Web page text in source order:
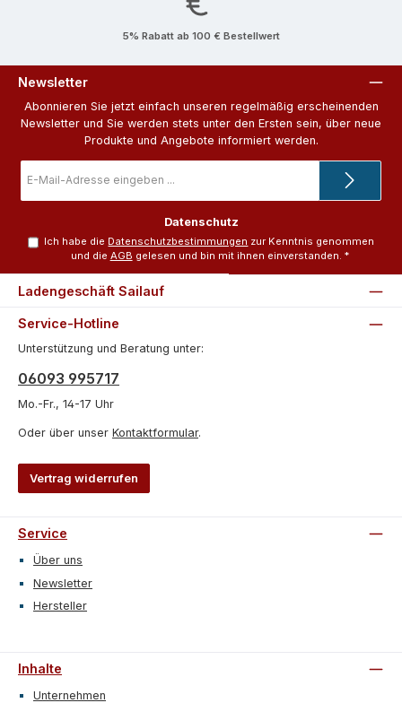
5% Rabatt ab 100 € Bestellwert
Newsletter
Abonnieren Sie jetzt einfach unseren regelmäßig erscheinenden
Newsletter und Sie werden stets unter den Ersten sein, über neue
Produkte und Angebote informiert werden.
Mail-
Datenschutz
Ich habe die Datenschutzbestimmungen zur Kenntnis genommen
und die AGB gelesen und bin mit ihnen einverstanden. *
Service-Hotline
Unterstützung und Beratung unter:
06093 995717
Mo.-Fr., 14-17 Uhr
Oder über unser Kontaktformular.
Vertrag widerrufen
Ladengeschäft Sailauf
Service
Über uns
Newsletter
Hersteller
Inhalte
Unternehmen